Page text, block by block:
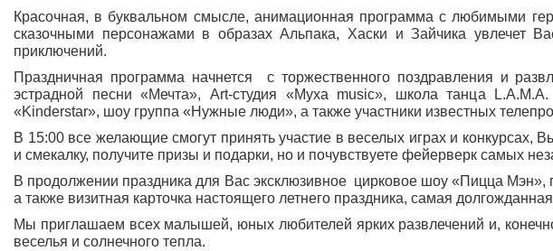
Красочная, в буквальном смысле, анимационная программа с любимыми
сказочными персонажами в образах Альпака, Хаски и Зайчика увлечет
приключений.
Праздничная программа начнется с торжественного поздравления и
эстрадной песни «Мечта», Art-студия «Муха music», школа танца
«Kinderstar», шоу группа «Нужные люди», а также участники известных
В 15:00 все желающие смогут принять участие в веселых играх и конкурсах,
и смекалку, получите призы и подарки, но и почувствуете фейерверк самых
В продолжении праздника для Вас эксклюзивное цирковое шоу «Пицца Мэн»,
а также визитная карточка настоящего летнего праздника, самая
Мы приглашаем всех малышей, юных любителей ярких развлечений и,
веселья и солнечного тепла.